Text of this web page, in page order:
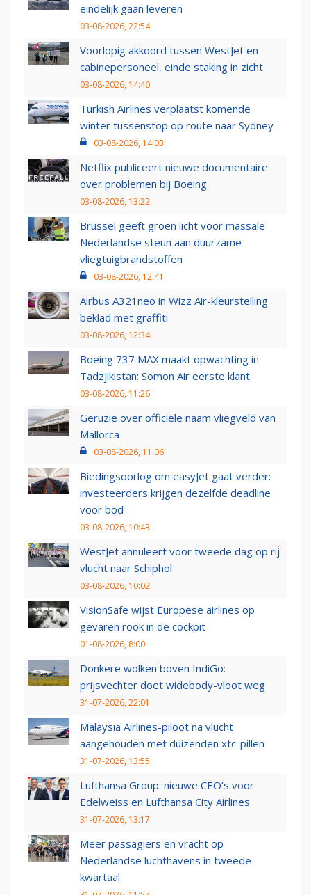
eindelijk gaan leveren
03-08-2026, 22:54
Voorlopig akkoord tussen WestJet en
cabinepersoneel, einde staking in zicht
03-08-2026, 14:40
Turkish Airlines verplaatst komende
winter tussenstop op route naar Sydney
03-08-2026, 14:03
Netflix publiceert nieuwe documentaire
over problemen bij Boeing
03-08-2026, 13:22
Brussel geeft groen licht voor massale
Nederlandse steun aan duurzame
vliegtuigbrandstoffen
03-08-2026, 12:41
Airbus A321neo in Wizz Air-kleurstelling
beklad met graffiti
03-08-2026, 12:34
Boeing 737 MAX maakt opwachting in
Tadzjikistan: Somon Air eerste klant
03-08-2026, 11:26
Geruzie over officiële naam vliegveld van
Mallorca
03-08-2026, 11:06
Biedingsoorlog om easyJet gaat verder:
investeerders krijgen dezelfde deadline
voor bod
03-08-2026, 10:43
WestJet annuleert voor tweede dag op rij
vlucht naar Schiphol
03-08-2026, 10:02
VisionSafe wijst Europese airlines op
gevaren rook in de cockpit
01-08-2026, 8:00
Donkere wolken boven IndiGo:
prijsvechter doet widebody-vloot weg
31-07-2026, 22:01
Malaysia Airlines-piloot na vlucht
aangehouden met duizenden xtc-pillen
31-07-2026, 13:55
Lufthansa Group: nieuwe CEO’s voor
Edelweiss en Lufthansa City Airlines
31-07-2026, 13:17
Meer passagiers en vracht op
Nederlandse luchthavens in tweede
kwartaal